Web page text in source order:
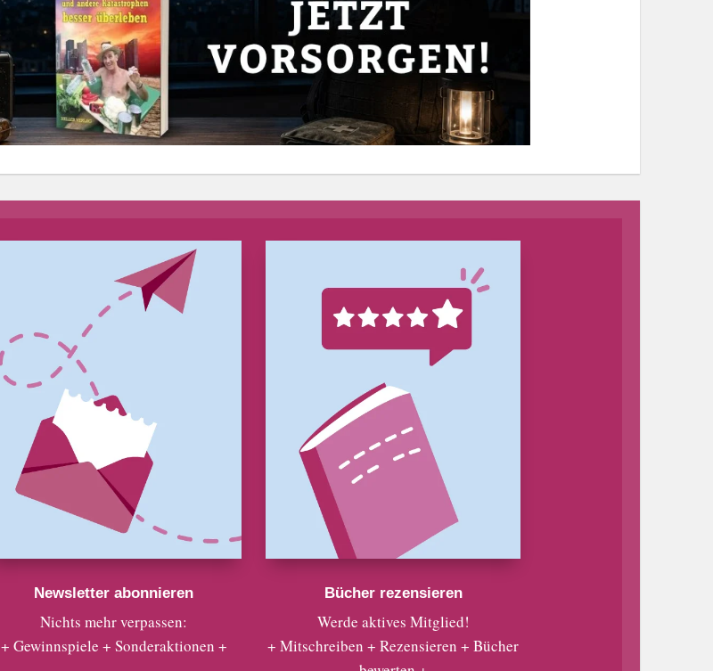
Newsletter abonnieren
Nichts mehr verpassen:
+ Gewinnspiele + Sonderaktionen +
Bücher rezensieren
Werde aktives Mitglied!
+ Mitschreiben + Rezensieren + Bücher